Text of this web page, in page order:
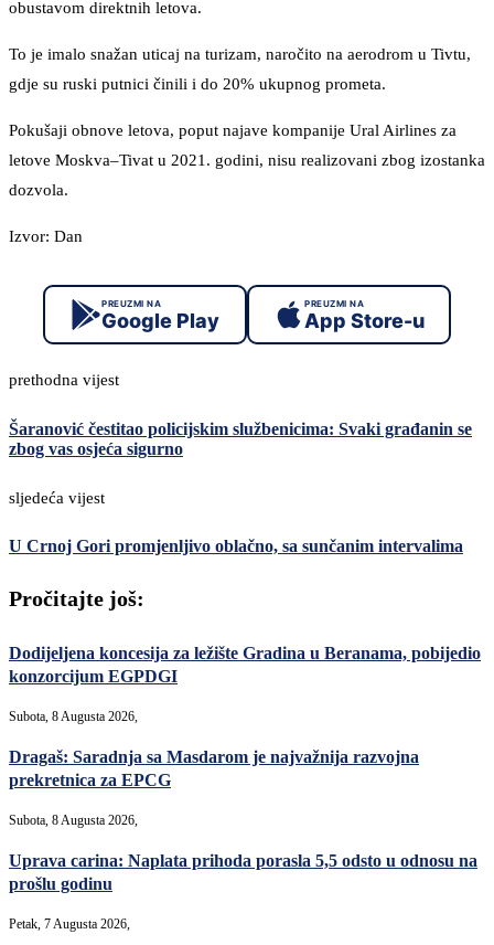
obustavom direktnih letova.
To je imalo snažan uticaj na turizam, naročito na aerodrom u Tivtu,
gdje su ruski putnici činili i do 20% ukupnog prometa.
Pokušaji obnove letova, poput najave kompanije Ural Airlines za
letove Moskva–Tivat u 2021. godini, nisu realizovani zbog izostanka
dozvola.
Izvor: Dan
PREUZMI NA
Google Play
PREUZMI NA
App Store-u
prethodna vijest
Šaranović čestitao policijskim službenicima: Svaki građanin se
zbog vas osjeća sigurno
sljedeća vijest
U Crnoj Gori promjenljivo oblačno, sa sunčanim intervalima
Pročitajte još:
Dodijeljena koncesija za ležište Gradina u Beranama, pobijedio
konzorcijum EGPDGI
Subota, 8 Augusta 2026,
Dragaš: Saradnja sa Masdarom je najvažnija razvojna
prekretnica za EPCG
Subota, 8 Augusta 2026,
Uprava carina: Naplata prihoda porasla 5,5 odsto u odnosu na
prošlu godinu
Petak, 7 Augusta 2026,